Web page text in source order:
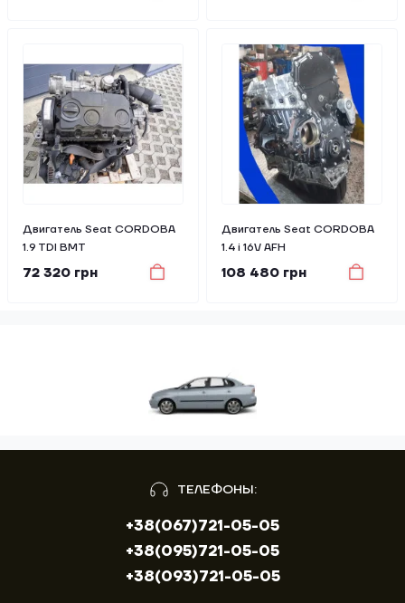
Двигатель Seat CORDOBA
1.9 TDI BMT
72 320 грн
Двигатель Seat CORDOBA
1.4 i 16V AFH
108 480 грн
ТЕЛЕФОНЫ:
+38(067)721-05-05
+38(095)721-05-05
+38(093)721-05-05